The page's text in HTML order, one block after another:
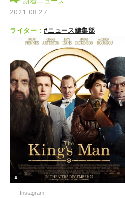
2021.08.27
ライター：#ニュース編集部
Instagram